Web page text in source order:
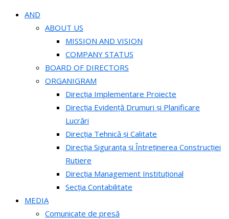
AND
ABOUT US
MISSION AND VISION
COMPANY STATUS
BOARD OF DIRECTORS
ORGANIGRAM
Direcția Implementare Proiecte
Direcția Evidență Drumuri și Planificare
Lucrări
Direcția Tehnică și Calitate
Direcția Siguranța și Întreținerea Construcției
Rutiere
Direcția Management Instituțional
Secția Contabilitate
MEDIA
Comunicate de presă